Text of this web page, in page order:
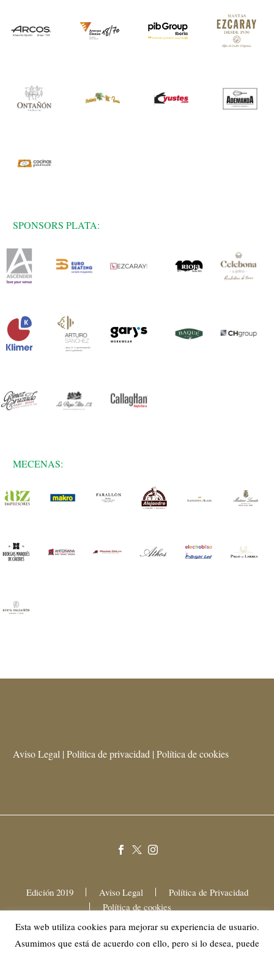
SPONSORS PLATA:
MECENAS:
Aviso Legal | Política de privacidad | Política de cookies
Edición 2019 Aviso Legal
Política de Privacidad
Política de cookies
2025 © Mama Festival Gastronómico
Esta web utiliza cookies para mejorar su experiencia de usuario.
Asumimos que está de acuerdo con ello, pero si lo desea, puede